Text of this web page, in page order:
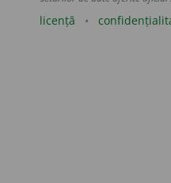
licență